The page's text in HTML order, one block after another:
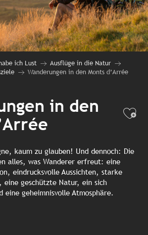
ich Lust
Ausflüge in die Natur
Wanderungen in den Monts d’Arrée
in den
kaum zu glauben! Und dennoch: Die
alles, was Wanderer erfreut: eine
eindrucksvolle Aussichten, starke
eine geschützte Natur, ein sich
eine geheimnisvolle Atmosphäre.